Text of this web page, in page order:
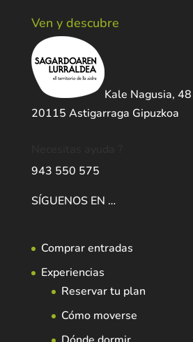
Ven y descubre
Kale Nagusia, 48
20115 Astigarraga Gipuzkoa
943 550 575
SÍGUENOS EN …
Comprar entradas
Experiencias
Reservar tu plan
Cómo moverse